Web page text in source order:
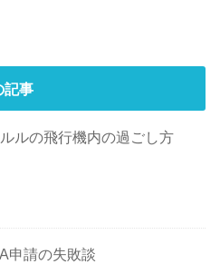
記事
ルの飛行機内の過ごし方
申請の失敗談